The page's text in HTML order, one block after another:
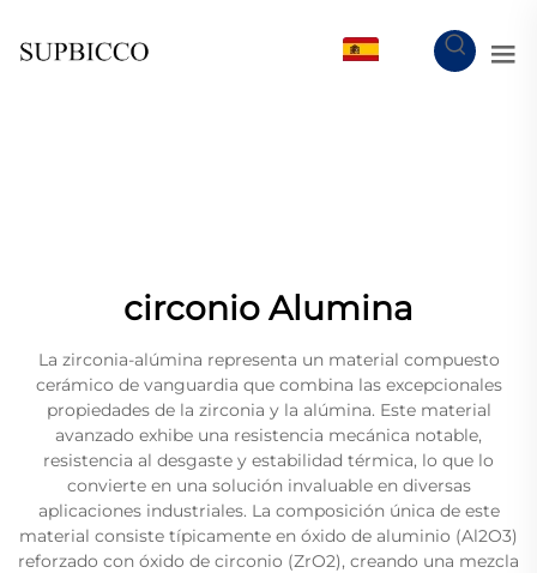
circonio Alumina
La zirconia-alúmina representa un material compuesto
cerámico de vanguardia que combina las excepcionales
propiedades de la zirconia y la alúmina. Este material
avanzado exhibe una resistencia mecánica notable,
resistencia al desgaste y estabilidad térmica, lo que lo
convierte en una solución invaluable en diversas
aplicaciones industriales. La composición única de este
material consiste típicamente en óxido de aluminio (Al2O3)
reforzado con óxido de circonio (ZrO2), creando una mezcla